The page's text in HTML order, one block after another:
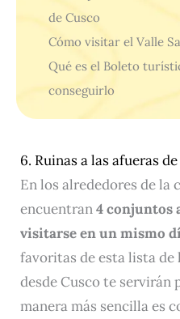
de Cusco
Cómo visitar el Valle
Qué es el Boleto
conseguirlo
6. Ruinas a las afueras
En los alrededores de la
encuentran4 conjuntos
visitarse en un mismo
favoritas de esta lista de
desde Cusco te servirán
manera más sencilla es